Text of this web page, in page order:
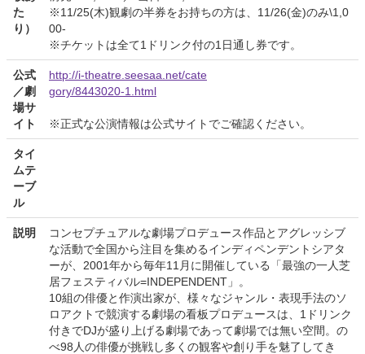
た
り）
※11/25(木)観劇の半券をお持ちの方は、11/26(金)のみ\1,0
00-
※チケットは全て1ドリンク付の1日通し券です。
公式
／劇
場サ
イト
http://i-theatre.seesaa.net/cate
gory/8443020-1.html
※正式な公演情報は公式サイトでご確認ください。
タイ
ムテ
ーブ
ル
説明
コンセプチュアルな劇場プロデュース作品とアグレッシブ
な活動で全国から注目を集めるインディペンデントシアタ
ーが、2001年から毎年11月に開催している「最強の一人芝
居フェスティバル=INDEPENDENT」。
10組の俳優と作演出家が、様々なジャンル・表現手法のソ
ロアクトで競演する劇場の看板プロデュースは、1ドリンク
付きでDJが盛り上げる劇場であって劇場では無い空間。の
べ98人の俳優が挑戦し多くの観客や創り手を魅了してき